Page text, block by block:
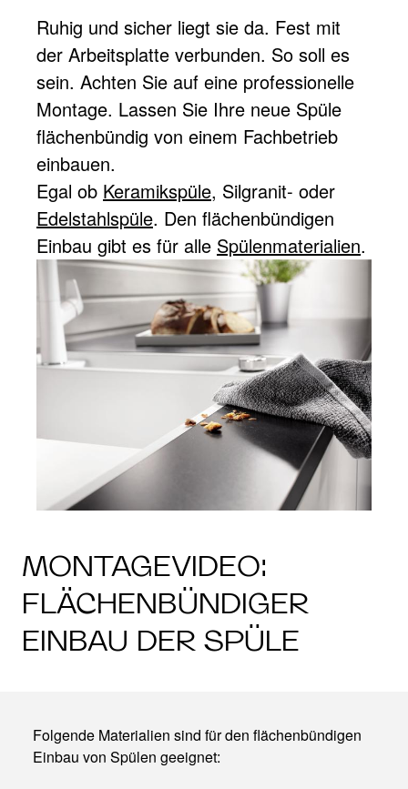
Ruhig und sicher liegt sie da. Fest mit
der Arbeitsplatte verbunden. So soll es
sein. Achten Sie auf eine professionelle
Montage. Lassen Sie Ihre neue Spüle
flächenbündig von einem Fachbetrieb
einbauen.
Egal ob Keramikspüle, Silgranit- oder
Edelstahlspüle. Den flächenbündigen
Einbau gibt es für alle Spülenmaterialien.
MONTAGEVIDEO:
FLÄCHENBÜNDIGER
EINBAU DER SPÜLE
Folgende Materialien sind für den flächenbündigen
Einbau von Spülen geeignet: